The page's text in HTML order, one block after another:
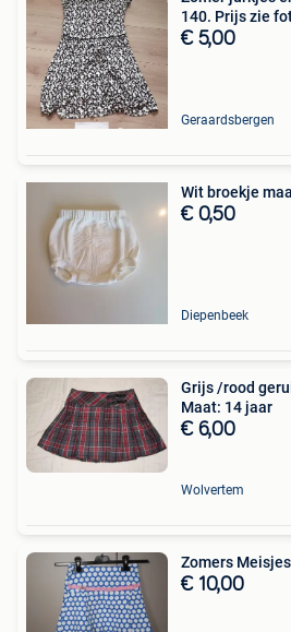
140. Prijs zie
€ 5,00
Geraardsbergen
Wit broekje
€ 0,50
Diepenbeek
Grijs /rood
Maat: 14 jaar
€ 6,00
Wolvertem
Zomers
€ 10,00